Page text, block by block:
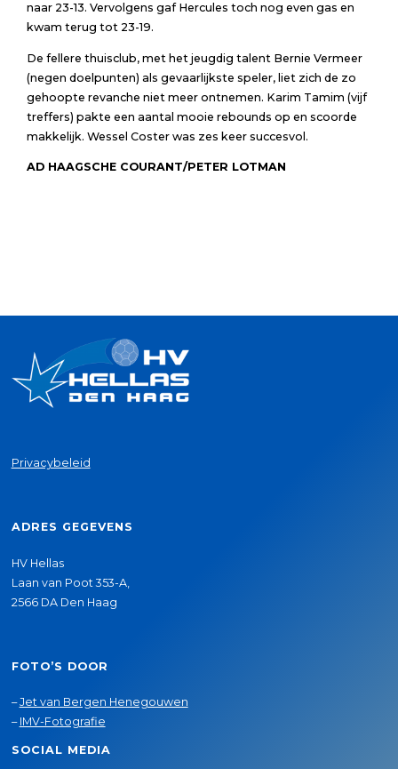
naar 23-13. Vervolgens gaf Hercules toch nog even gas en
kwam terug tot 23-19.
De fellere thuisclub, met het jeugdig talent Bernie Vermeer
(negen doelpunten) als gevaarlijkste speler, liet zich de zo
gehoopte revanche niet meer ontnemen. Karim Tamim (vijf
treffers) pakte een aantal mooie rebounds op en scoorde
makkelijk. Wessel Coster was zes keer succesvol.
AD HAAGSCHE COURANT/PETER LOTMAN
Privacybeleid
ADRES GEGEVENS
HV Hellas
Laan van Poot 353-A,
2566 DA Den Haag
FOTO’S DOOR
–Jet van Bergen Henegouwen
– IMV-Fotografie
SOCIAL MEDIA